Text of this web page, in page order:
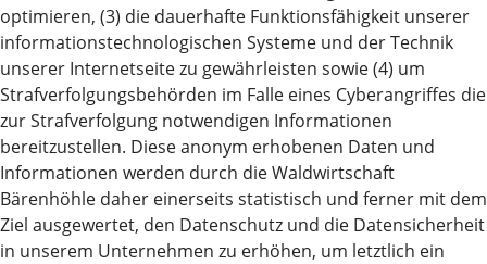
optimieren, (3) die dauerhafte Funktionsfähigkeit unserer
informationstechnologischen Systeme und der Technik
unserer Internetseite zu gewährleisten sowie (4) um
Strafverfolgungsbehörden im Falle eines Cyberangriffes die
zur Strafverfolgung notwendigen Informationen
bereitzustellen. Diese anonym erhobenen Daten und
Informationen werden durch die Waldwirtschaft
Bärenhöhle daher einerseits statistisch und ferner mit dem
Ziel ausgewertet, den Datenschutz und die Datensicherheit
in unserem Unternehmen zu erhöhen, um letztlich ein